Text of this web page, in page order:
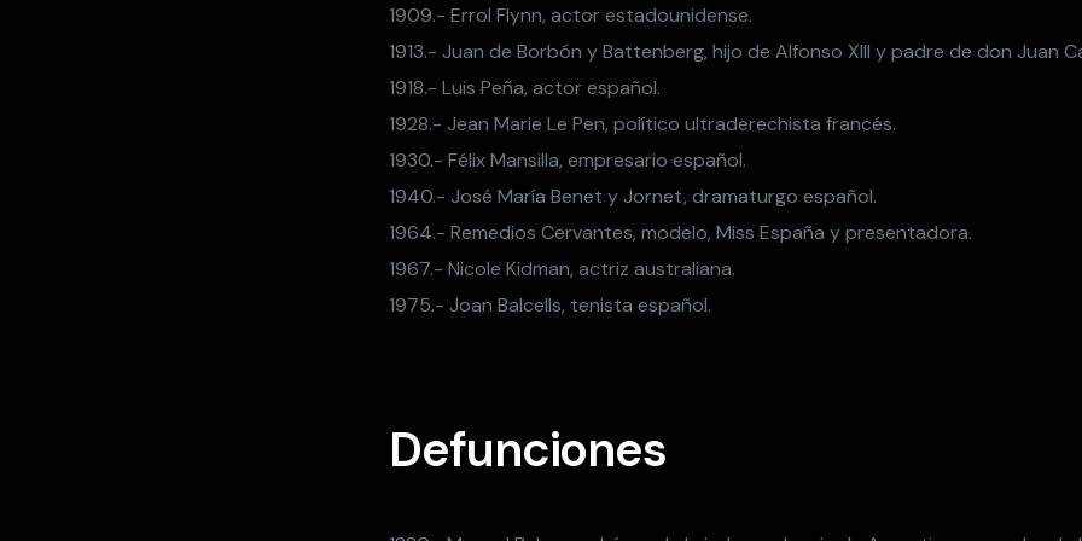
1909.- Errol Flynn, actor estadounidense.
1913.- Juan de Borbón y Battenberg, hijo de Alfonso XIII y padre de don Juan
1918.- Luis Peña, actor español.
1928.- Jean Marie Le Pen, político ultraderechista francés.
1930.- Félix Mansilla, empresario español.
1940.- José María Benet y Jornet, dramaturgo español.
1964.- Remedios Cervantes, modelo, Miss España y presentadora.
1967.- Nicole Kidman, actriz australiana.
1975.- Joan Balcells, tenista español.
Defunciones